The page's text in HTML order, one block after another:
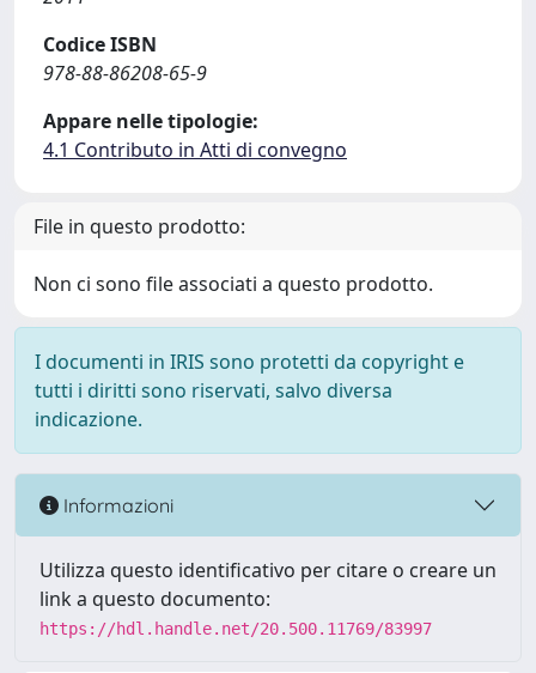
Codice ISBN
978-88-86208-65-9
Appare nelle tipologie:
4.1 Contributo in Atti di convegno
File in questo prodotto:
Non ci sono file associati a questo prodotto.
I documenti in IRIS sono protetti da copyright e
tutti i diritti sono riservati, salvo diversa
indicazione.
Informazioni
Utilizza questo identificativo per citare o creare un
link a questo documento:
https://hdl.handle.net/20.500.11769/83997